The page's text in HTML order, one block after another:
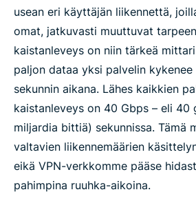
usean eri käyttäjän liikennettä,
omat, jatkuvasti muuttuvat
kaistanleveys on niin tärkeä
paljon dataa yksi palvelin
sekunnin aikana. Lähes kaikkien
kaistanleveys on 40 Gbps – eli 40
miljardia bittiä) sekunnissa. Tämä
valtavien liikennemäärien
eikä VPN-verkkomme pääse
pahimpina ruuhka-aikoina.